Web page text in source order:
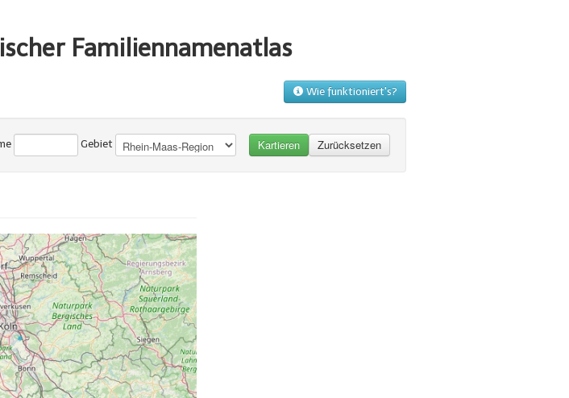
Familiennamenatlas
Wie funktioniert's?
Gebiet